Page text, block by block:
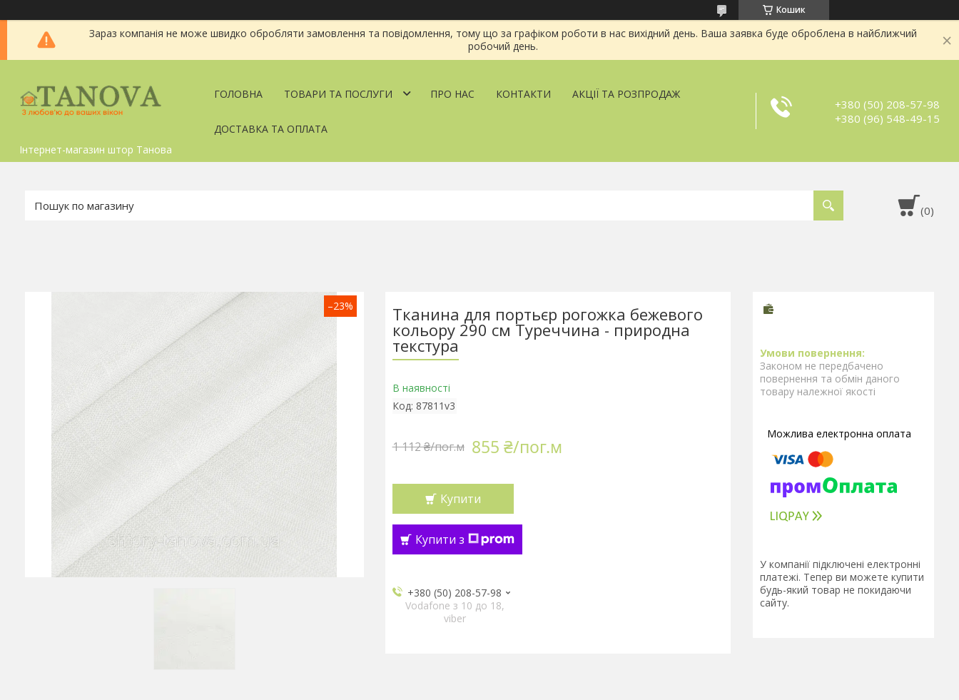
Кошик
Зараз компанія не може швидко обробляти замовлення та повідомлення, тому що за графіком роботи в нас вихідний день. Ваша заявка буде оброблена в найближчий
робочий день.
Інтернет-магазин штор Танова
ГОЛОВНА ТОВАРИ ТА ПОСЛУГИ ПРО НАС КОНТАКТИ АКЦІЇ ТА РОЗПРОДАЖ
ДОСТАВКА ТА ОПЛАТА
+380 (50) 208-57-98
+380 (96) 548-49-15
–23% Тканина для портьєр рогожка бежевого
кольору 290 см Туреччина - природна
текстура
В наявності
Код: 87811v3
1 112 ₴/пог.м 855 ₴/пог.м
Купити
Купити з
+380 (50) 208-57-98
Vodafone з 10 до 18,
viber
Законом не передбачено
повернення та обмін даного
товару належної якості
У компанії підключені електронні
платежі. Тепер ви можете купити
будь-який товар не покидаючи
сайту.